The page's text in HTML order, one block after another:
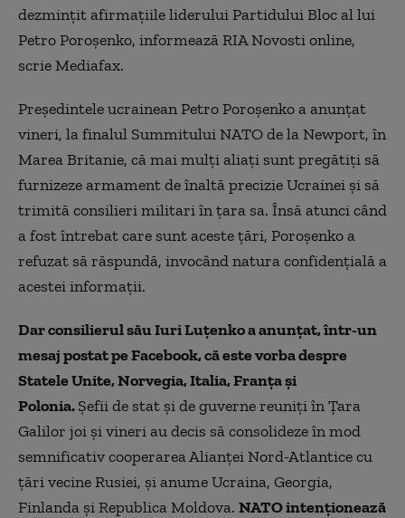
dezminţit afirmaţiile liderului Partidului Bloc al lui
Petro Poroşenko, informeazăRIA Novosti online,
scrie Mediafax.
Preşedintele ucrainean Petro Poroşenko a anunţat
vineri, la finalul Summitului NATO de la Newport, în
Marea Britanie, că mai mulţi aliaţi sunt pregătiţi să
furnizeze armament de înaltă precizie Ucrainei şi să
trimită consilieri militari în ţara sa. Însă atunci când
a fost întrebat care sunt aceste ţări, Poroşenko a
refuzat să răspundă, invocând natura confidenţială a
acestei informaţii.
Dar consilierul său Iuri Luţenko a anunţat, într-un
mesaj postat pe Facebook, că este vorba despre
Statele Unite, Norvegia, Italia, Franţa şi
Polonia.Şefii de stat şi de guverne reuniţi în Ţara
Galilor joi şi vineri au decis să consolideze în mod
semnificativ cooperarea Alianţei Nord-Atlantice cu
ţări vecine Rusiei, şi anume Ucraina, Georgia,
Finlanda şi Republica Moldova. NATO intenţionează